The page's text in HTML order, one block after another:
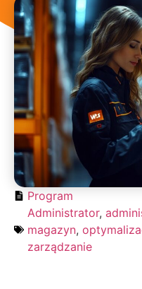
Program
Administrator,
magazyn,
zarządzanie